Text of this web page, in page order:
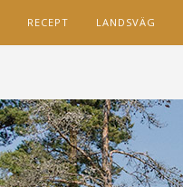
RECEPT LANDSVÄG